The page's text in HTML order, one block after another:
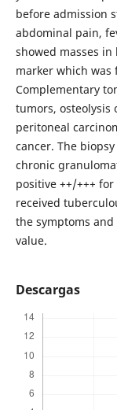
before admission
abdominal pain,
showed masses
marker which was
Complementary
tumors, osteolysis
peritoneal
cancer. The
chronic
positive ++/+++
received
the symptoms
value.
Descargas